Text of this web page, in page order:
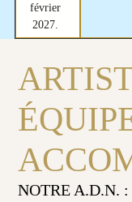
février
2027.
NOTRE A.D.N. :